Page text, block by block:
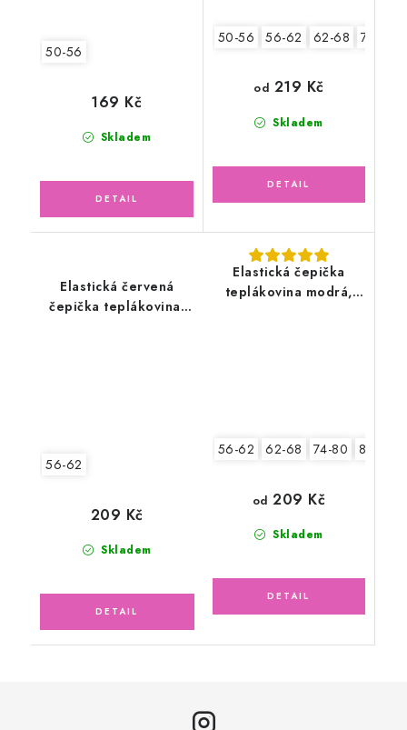
50-56
Skladem
169 Kč
50-56 56-62 62-68 74-80
Skladem
od 219 Kč
Elastická červená
čepička teplákovina,
56-62
Skladem
209 Kč
Elastická čepička
teplákovina modrá,
56-62 62-68 74-80 80-86
Skladem
od 209 Kč